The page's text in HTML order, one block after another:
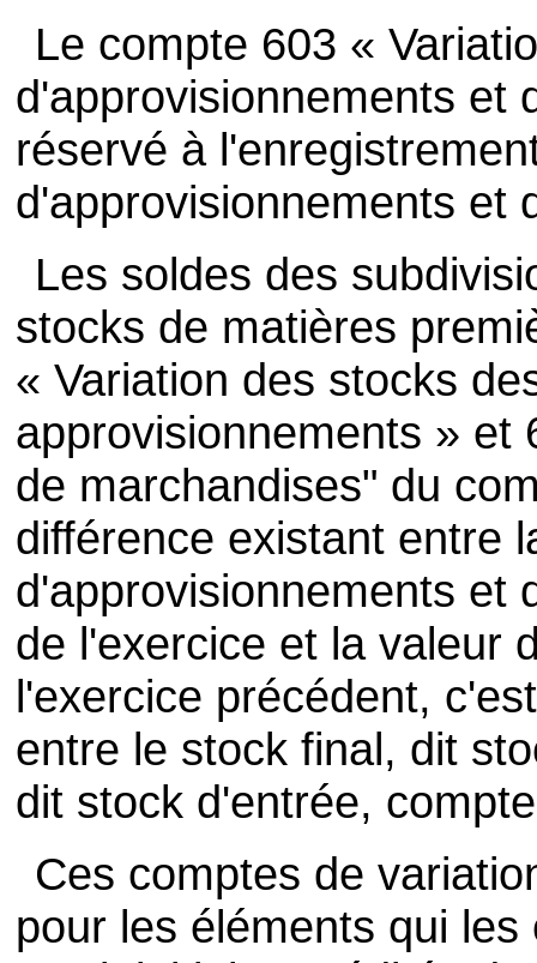
Le compte 603 «
d'approvisionnements et
réservé à
d'approvisionnements et
Les soldes des
stocks de matières
« Variation des stocks
approvisionnements » et
de marchandises" du
différence existant entre
d'approvisionnements et
de l'exercice et la valeur
l'exercice précédent,
entre le stock final, dit
dit stock d'entrée,
Ces comptes de
pour les éléments qui